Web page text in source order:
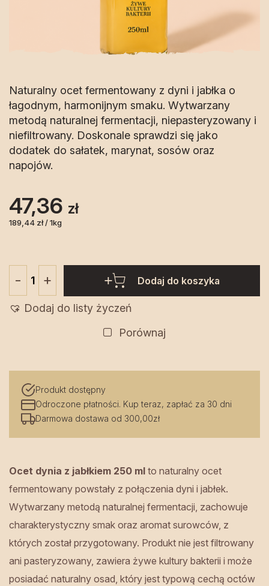
Naturalny ocet fermentowany z dyni i jabłka o
łagodnym, harmonijnym smaku. Wytwarzany
metodą naturalnej fermentacji, niepasteryzowany i
niefiltrowany. Doskonale sprawdzi się jako
dodatek do sałatek, marynat, sosów oraz
napojów.
47,36 zł
189,44 zł / 1kg
-
Ocet
Pasieka
Podlaska
Tradycja
+ Dodaj do koszyka
Dodaj do listy życzeń
Porównaj
Produkt dostępny
Odroczone płatności. Kup teraz, zapłać za 30 dni
Darmowa dostawa od 300,00zł
Ocet dynia z jabłkiem 250 ml to naturalny ocet
fermentowany powstały z połączenia dyni i jabłek.
Wytwarzany metodą naturalnej fermentacji, zachowuje
charakterystyczny smak oraz aromat surowców, z
których został przygotowany. Produkt nie jest filtrowany
ani pasteryzowany, zawiera żywe kultury bakterii i może
posiadać naturalny osad, który jest typową cechą octów